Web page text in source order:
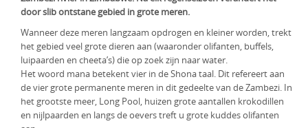
Groepsreis
Uganda
Zambia
Zimbabwe
Zuid-Afrika
KLM Preferred Partner
door slib ontstane gebied in grote meren.
Wanneer deze meren langzaam opdrogen en kleiner worden, trekt
het gebied veel grote dieren aan (waaronder olifanten, buffels,
luipaarden en cheeta’s) die op zoek zijn naar water.
Het woord mana betekent vier in de Shona taal. Dit refereert aan
de vier grote permanente meren in dit gedeelte van de Zambezi. In
het grootste meer, Long Pool, huizen grote aantallen krokodillen
en nijlpaarden en langs de oevers treft u grote kuddes olifanten